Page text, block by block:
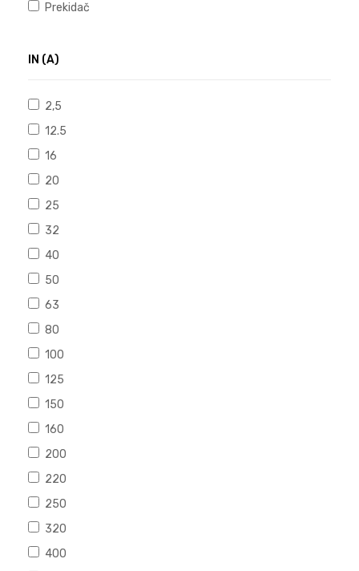
Prekidač
IN (A)
2,5
12.5
16
20
25
32
40
50
63
80
100
125
150
160
200
220
250
320
400